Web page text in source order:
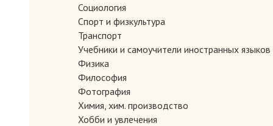
Социология
Спорт и физкультура
Транспорт
Учебники и самоучители иностранных языков
Физика
Философия
Фотография
Химия, хим. производство
Хобби и увлечения